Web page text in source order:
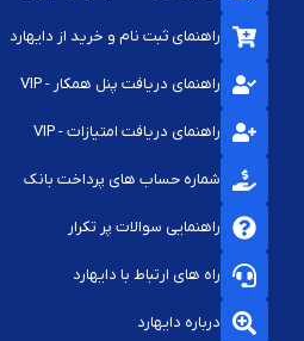
راهنمای ثبت نام و خرید از دایهارد
راهنمای دریافت پنل همکار - VIP
راهنمای دریافت امتیازات - VIP
شماره حساب های پرداخت بانک
راهنمایی سوالات پر تکرار
راه های ارتباط با دایهارد
درباره دایهارد